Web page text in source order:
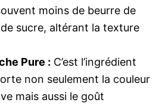
moins de beurre de
sucre, altérant la texture
Pure : C’est l’ingrédient
non seulement la couleur
mais aussi le goût